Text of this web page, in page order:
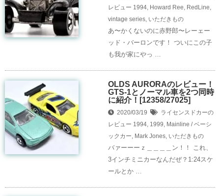
レビュー 1994, Howard Ree, RedLine,
vintage series, いただきもの
あ〜かくないのに赤野郎〜レーェー
ッド・バーロンです！ ついにこの子
も我が家にやっ …
OLDS AURORAのレビュー！
GTS-1とノーマル車を2つ同時
に紹介！[12358/27025]
2020/03/19
ライセンスドカーの
レビュー 1994, 1999, Mainline / ベーシ
ックカー, Mark Jones, いただきもの
バァーーーｚ＿＿＿＿ン！！ これ、
3インチミニカーなんだぜ？1:24スケ
ールとか …